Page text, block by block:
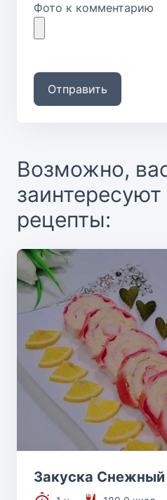
Фото к комментарию
Отправить
Возможно,
заинтересуют
рецепты:
Закуска Снежный